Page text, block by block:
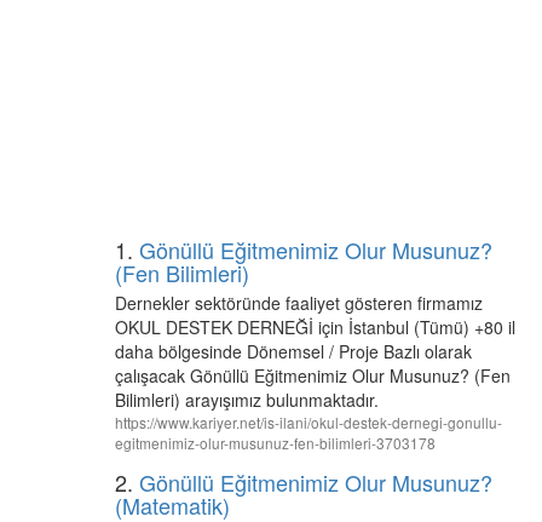
1. Gönüllü Eğitmenimiz Olur Musunuz?
(Fen Bilimleri)
Dernekler sektöründe faaliyet gösteren firmamız
OKUL DESTEK DERNEĞİ için İstanbul (Tümü) +80 il
daha bölgesinde Dönemsel / Proje Bazlı olarak
çalışacak Gönüllü Eğitmenimiz Olur Musunuz? (Fen
Bilimleri) arayışımız bulunmaktadır.
https://www.kariyer.net/is-ilani/okul-destek-dernegi-gonullu-
egitmenimiz-olur-musunuz-fen-bilimleri-3703178
2. Gönüllü Eğitmenimiz Olur Musunuz?
(Matematik)